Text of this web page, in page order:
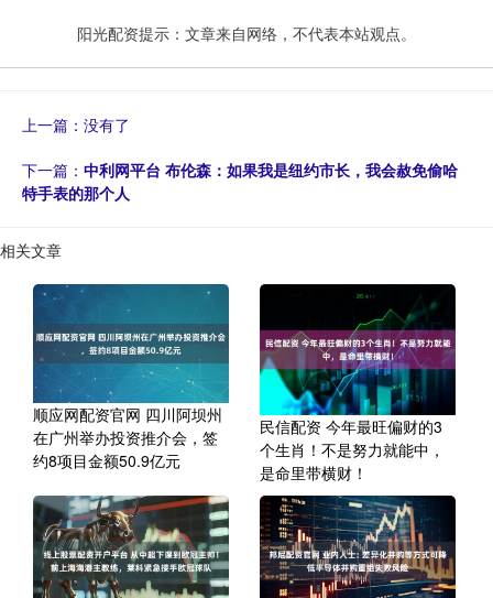
阳光配资提示：文章来自网络，不代表本站观点。
上一篇：没有了
下一篇： 中利网平台 布伦森：如果我是纽约市长，我会赦免偷哈
特手表的那个人
相关文章
顺应网配资官网 四川阿坝州
在广州举办投资推介会，签
约8项目金额50.9亿元
民信配资 今年最旺偏财的3
个生肖！不是努力就能中，
是命里带横财！